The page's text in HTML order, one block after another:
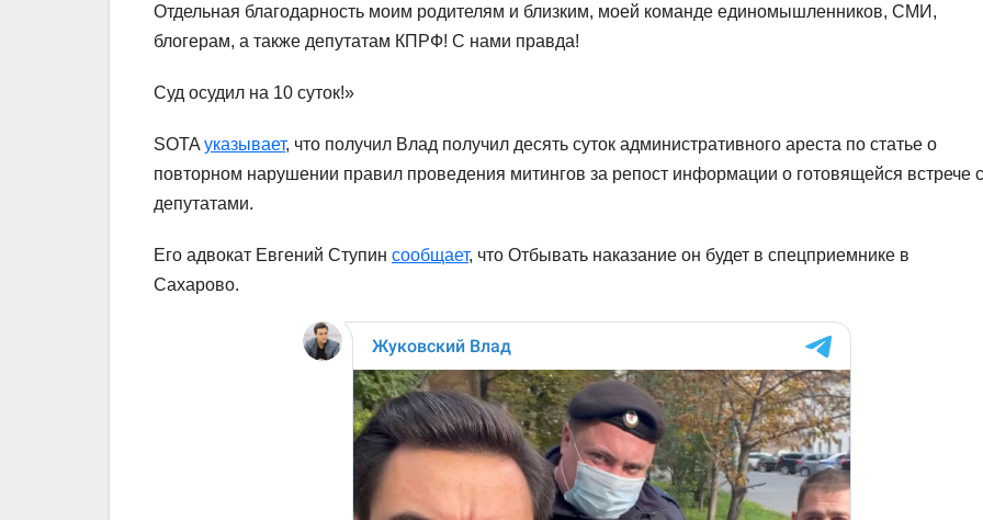
Отдельная благодарность моим родителям и близким, моей команде единомышленников, СМИ,
блогерам, а также депутатам КПРФ! С нами правда!
Суд осудил на 10 суток!»
SOTA указывает, что получил Влад получил десять суток административного ареста по статье о
повторном нарушении правил проведения митингов за репост информации о готовящейся встрече с
депутатами.
Его адвокат Евгений Ступин сообщает, что Отбывать наказание он будет в спецприемнике в
Сахарово.